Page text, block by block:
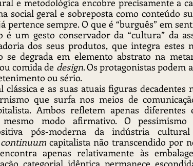
e metodológica encobre precisamente a
social geral e sobreposta como conteúdo
sempre. O que é “burguês” em
um gesto conservador da “cultura” da
dos seus produtos, que integra estes
se degrada em elemento abstrato na
ou comida de design. Os protagonistas podem
ou sério.
e as suas atuais figuras decadentes
que surfa nos meios de
Ambos refletem apenas diferentes
mesmo modo afirmativo. O
pós-moderna da indústria
continuum capitalista não transcendido por
apenas relativamente às